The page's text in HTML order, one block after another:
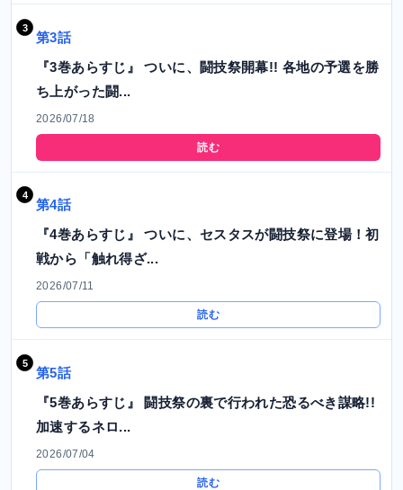
第3話
『3巻あらすじ』 ついに、闘技祭開幕!! 各地の予選を勝
ち上がった闘...
2026/07/18
読む
第4話
『4巻あらすじ』 ついに、セスタスが闘技祭に登場！初
戦から「触れ得ざ...
2026/07/11
読む
第5話
『5巻あらすじ』 闘技祭の裏で行われた恐るべき謀略!!
加速するネロ...
2026/07/04
読む